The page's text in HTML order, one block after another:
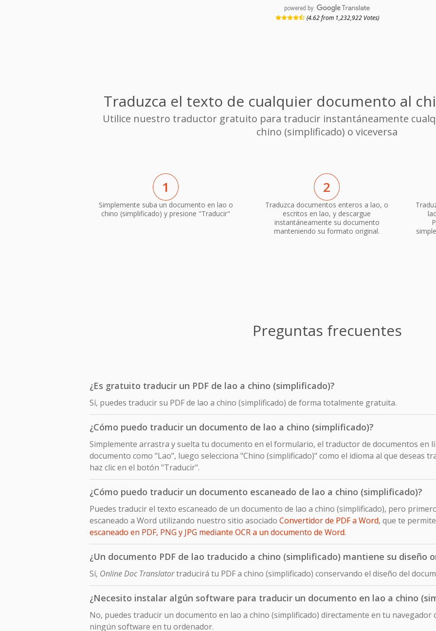
powered by
(4.62 from 1,232,922 Votes)
Traduzca el texto de cualquier documento al
Utilice nuestro traductor gratuito para traducir instantáneamente
chino (simplificado) o viceversa
1
Simplemente suba un documento en lao o
chino (simplificado) y presione "Traducir"
2
Traduzca documentos enteros a lao, o
escritos en lao, y descargue
instantáneamente su documento
manteniendo su formato original.
Preguntas frecuentes
¿Es gratuito traducir un PDF de lao a chino (simplificado)?
Sí, puedes traducir su PDF de lao a chino (simplificado) de forma totalmente gratuita.
¿Cómo puedo traducir un documento de lao a chino (simplificado)?
Simplemente arrastra y suelta tu documento en el formulario, el traductor de documentos en
documento como "Lao", luego selecciona "Chino (simplificado)" como el idioma al que deseas
haz clic en el botón "Traducir".
¿Cómo puedo traducir un documento escaneado de lao a chino (simplificado)?
Puedes traducir el texto escaneado de un documento de lao a chino (simplificado), pero
escaneado a Word utilizando nuestro sitio asociado Convertidor de PDF a Word, que te
escaneado en PDF, PNG y JPG mediante OCR a un documento de Word.
¿Un documento PDF de lao traducido a chino (simplificado) mantiene su diseño
Sí, Online Doc Translatortraducirá tu PDF a chino (simplificado) conservando el diseño del
¿Necesito instalar algún software para traducir un documento en lao a chino
No, puedes traducir un documento en lao a chino (simplificado) directamente en tu navegador
ningún software en tu ordenador.